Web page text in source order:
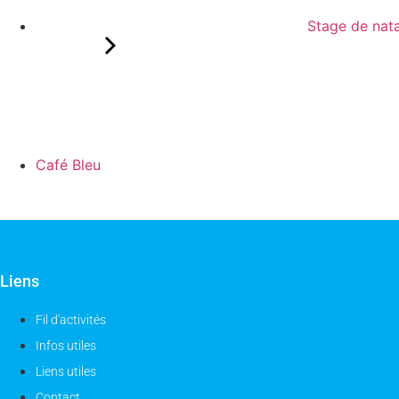
Stage de
Café Bleu
Liens
Fil d'activités
Infos utiles
Liens utiles